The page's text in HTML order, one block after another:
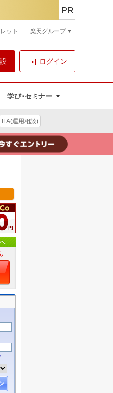
ログイン
学び･セミナー
PR
ット 楽天グループ
IFA(運用相談)